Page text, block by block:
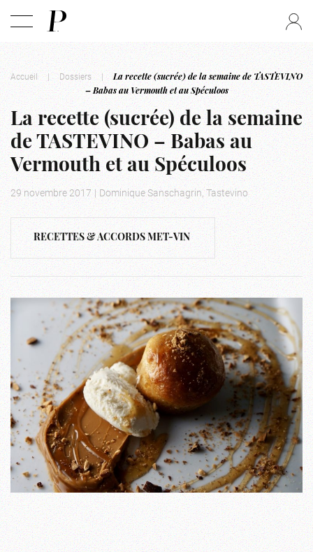
Accueil | Dossiers |
La recette (sucrée) de la semaine de TASTEVINO
– Babas au Vermouth et au Spéculoos
La recette (sucrée) de la semaine
de TASTEVINO – Babas au
Vermouth et au Spéculoos
29 novembre 2017 | Dominique Sanschagrin, Tastevino
RECETTES & ACCORDS MET-VIN